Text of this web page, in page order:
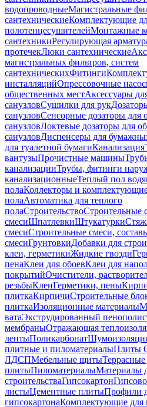
водопроводныеМагистральные
сантехническиеКомплектующие
полотенцесушителейМонтажные
сантехникиРегулирующая
протечекЛюки сантехнические
магистральных фильтров, систем
сантехническихФитинги
инсталляцийОпрессовочные
общественных местАксессуары
санузловСушилки для рук
санузловСенсорные дозаторы для
санузловЛоктевые дозаторы для
санузловДиспенсеры для
для туалетной бумагиКанализация
вантузыПрочистные машины
канализацииТрубы, фитинги
канализационныеТеплый пол
полаКоллекторы и
полаАвтоматика для теплого
полаСтроительствоСтроительные
смесиШпатлевкиШтукатурки
смесиСтроительные смеси,
смесиГрунтовкиДобавки для
клеи, герметикиЖидкие гвозди
пенаКлеи для обоевКлеи для
покрытийОчистители,
резьбыКлеиГерметики, пены
плиткаКирпичиСтроительные
плиткаИзоляционные материалы
ватаЭкструдированный
мембраныОтражающая
лентыПоликарбонат
плитные и пиломатериалыПлиты
ЛДСПМебельные щитыТеррасные
плитыПиломатериалыМатериалы
строительстваГипсокартон
листыЦементные плитыПрофили
гипсокартонаКомплектующие для